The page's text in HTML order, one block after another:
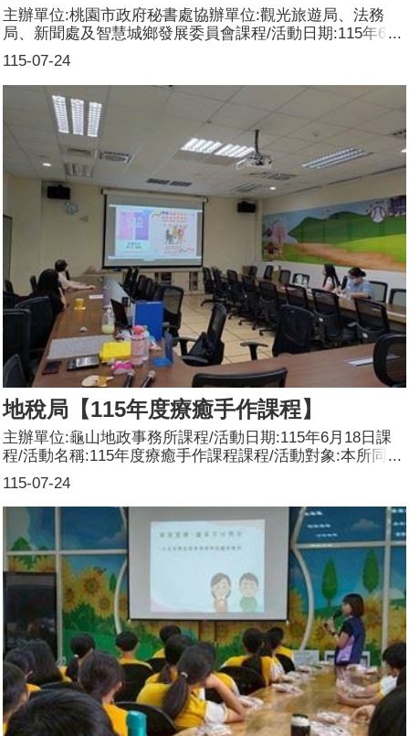
115-07-24
主辦單位:桃園市政府秘書處協辦單位:觀光旅遊局、法務
局、新聞處及智慧城鄉發展委員會課程/活動日期:115年6月
16日課程/活動名稱:115年多元性別(含CEDAW)講習課程/活
動對象:桃園市政府秘書處、觀光旅遊局、法務局、新聞處
及智慧城鄉發展委員會之同仁辦理形式:講座課程/活動簡介
(大綱):加強同仁對職場霸凌的重視、有效防治性騷擾行為及
對多元性別（含CEDAW公約）的瞭解與認識，透過實務案
例研討，破除刻板印象歧視，營造尊重個體差異，保障多元
性別者權益，促進性別平等參加人數:共40人，分別為男
性：10人；女性：30人，其他：0人。講師資料:(1)姓名：
郭玲惠(2)職稱：教授
地稅局【115年度療癒手作課程】
115-07-24
主辦單位:龜山地政事務所課程/活動日期:115年6月18日課
程/活動名稱:115年度療癒手作課程課程/活動對象:本所同仁
及志工辦理形式:影片宣導課程/活動簡介(大綱):利用機關辦
理教育訓練前宣導業務及傳遞性別平權的觀念。參加人數:
共35人，分別為男性：8人；女性：27人。